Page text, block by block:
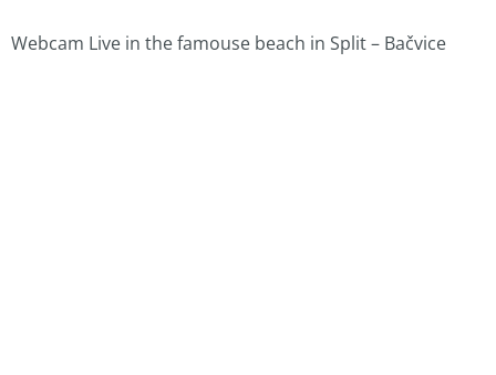
Webcam Live in the famouse beach in Split – Bačvice